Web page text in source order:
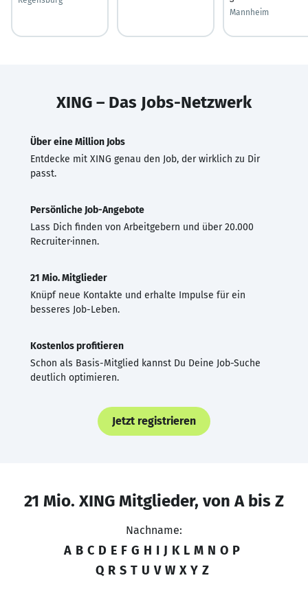
Mannheim
XING – Das Jobs-Netzwerk
Über eine Million Jobs
Entdecke mit XING genau den Job, der wirklich zu Dir
passt.
Persönliche Job-Angebote
Lass Dich finden von Arbeitgebern und über 20.000
Recruiter·innen.
21 Mio. Mitglieder
Knüpf neue Kontakte und erhalte Impulse für ein
besseres Job-Leben.
Kostenlos profitieren
Schon als Basis-Mitglied kannst Du Deine Job-Suche
deutlich optimieren.
Jetzt registrieren
21 Mio. XING Mitglieder, von A bis Z
Nachname:
A B C D E F G H I J K L M N O P
Q R S T U V W X Y Z